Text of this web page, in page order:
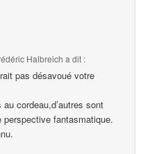
Halbreich a dit :
pas désavoué votre
cordeau,d’autres sont
fantasmatique.